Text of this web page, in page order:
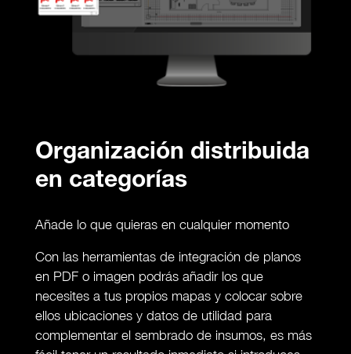
Organización distribuida
en categorías
Añade lo que quieras en cualquier momento
Con las herramientas de integración de planos
en PDF o imagen podrás añadir los que
necesites a tus propios mapas y colocar sobre
ellos ubicaciones y datos de utilidad para
complementar el sembrado de insumos, es más